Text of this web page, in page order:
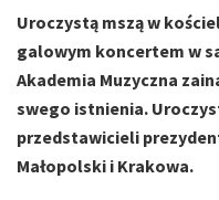
Uroczystą mszą w
galowym koncertem w
Akademia Muzyczna
swego istnienia.
przedstawicieli
Małopolski i Krakowa.